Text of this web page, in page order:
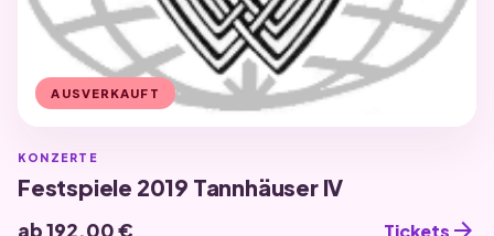
AUSVERKAUFT
KONZERTE
Festspiele 2019 Tannhäuser IV
ab 192,00 € Tickets